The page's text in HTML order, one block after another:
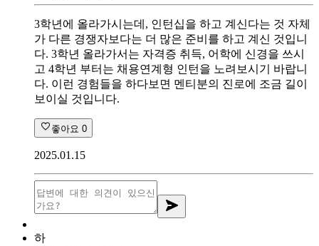
3학년에 올라가시는데, 인턴십을 하고 계신다는 것 자체
가 다른 경쟁자보다는 더 많은 준비를 하고 계신 것입니
다. 3학년 올라가서는 자격증 취득, 어학에 신경을 쓰시
고 4학년 부터는 채용연계형 인턴을 노려보시기 바랍니
다. 이런 경험들을 하다보면 멘티분의 진로에 조금 길이
보이실 것입니다.
좋아요 0
2025.01.15
하